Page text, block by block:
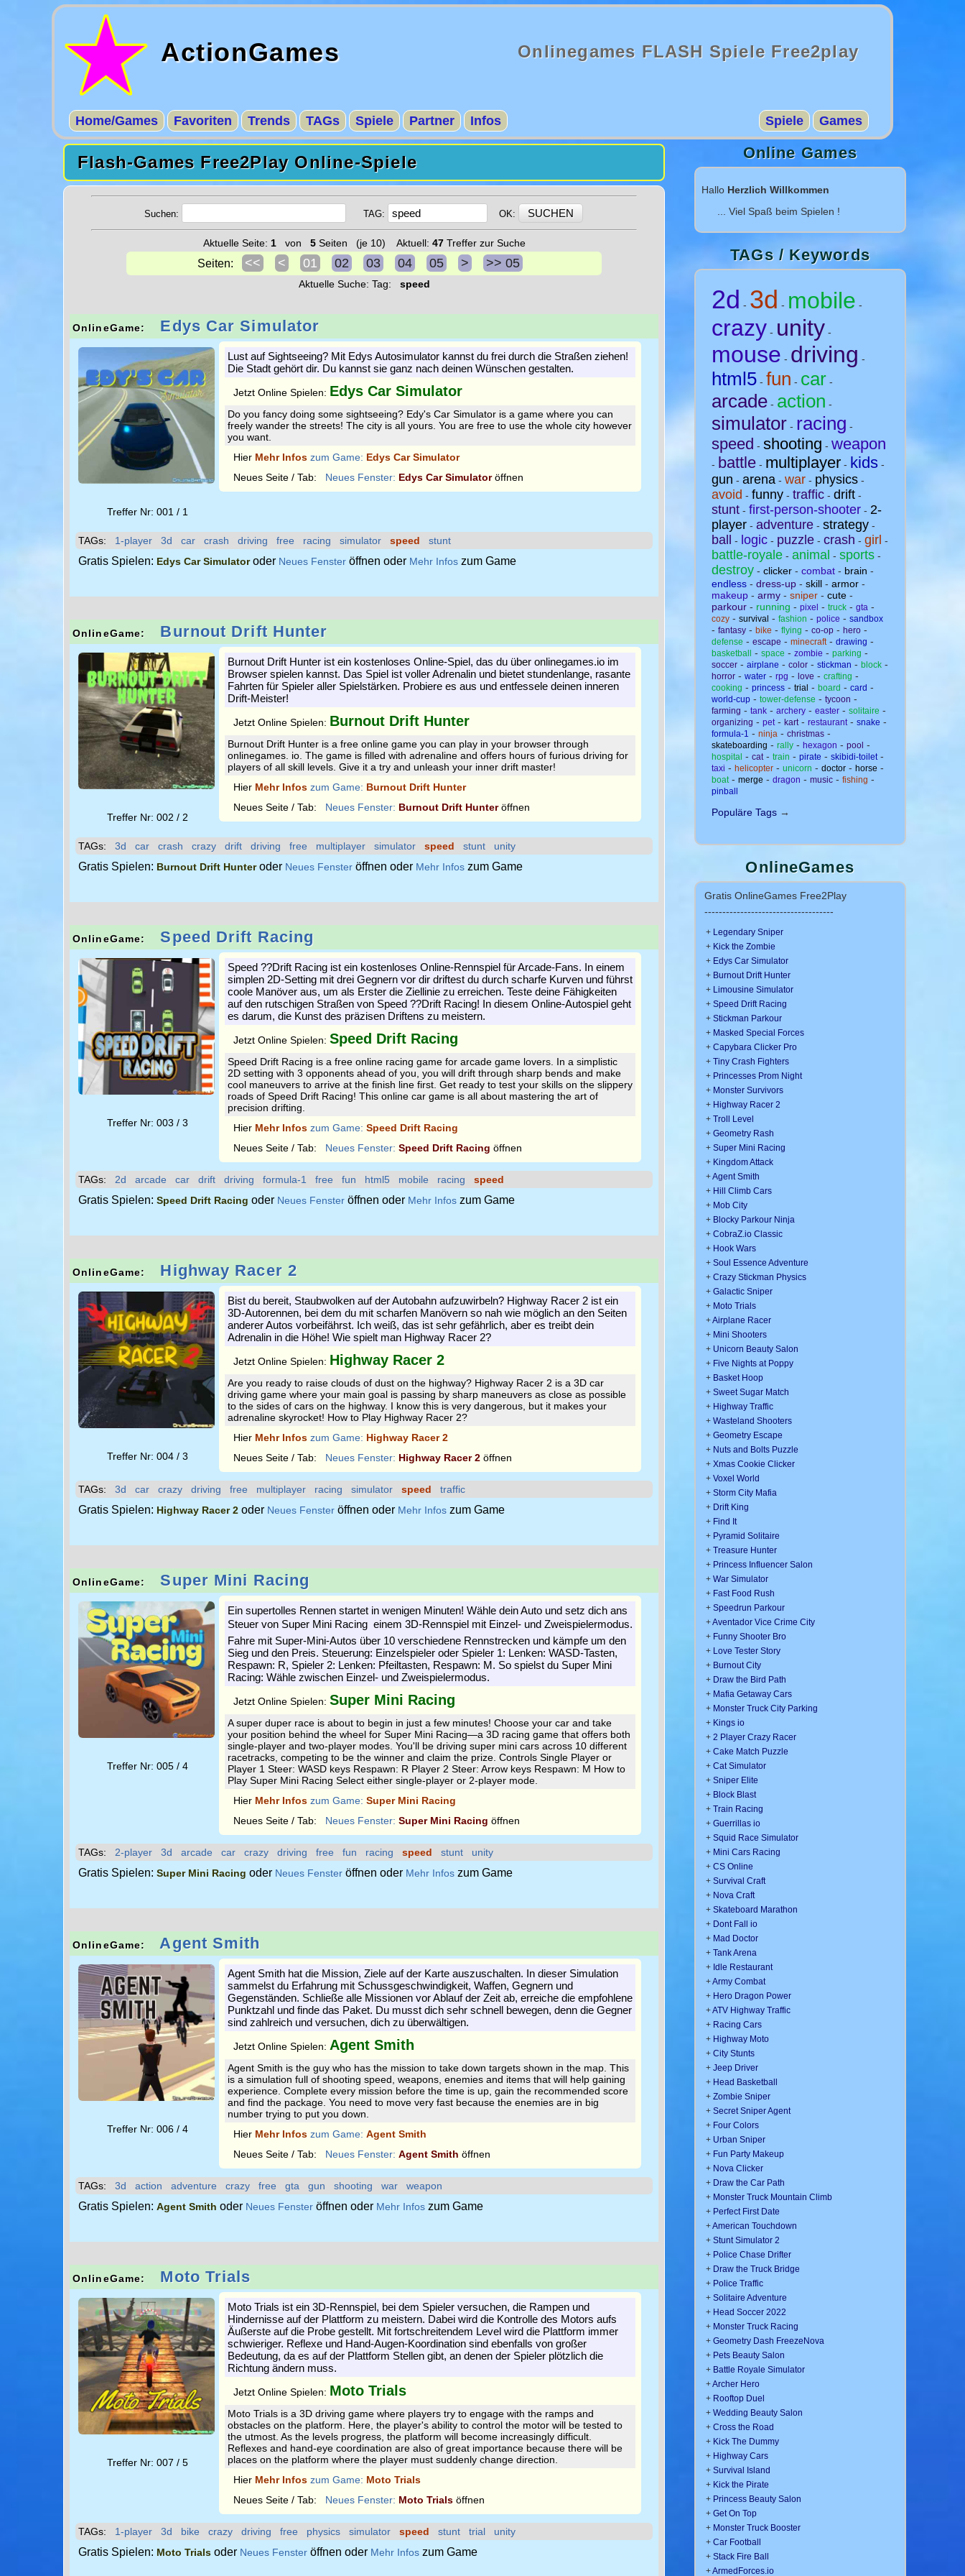
ActionGames Onlinegames FLASH Spiele Free2play
Home/Games Favoriten Trends TAGs Spiele Partner Infos Games
Spiele
Flash-Games Free2Play Online-Spiele
Suchen: TAG: OK:
Aktuelle Seite: 1von 5Seiten (je 10) Aktuell: 47Treffer zur Suche
Seiten: << < 01 02 03 04 05 > >> 05
Aktuelle Suche: Tag: speed
OnlineGame: Edys Car Simulator
Treffer Nr: 001 / 1
Lust auf Sightseeing? Mit Edys Autosimulator kannst du frei durch die Straßen ziehen!
Die Stadt gehört dir. Du kannst sie ganz nach deinen Wünschen gestalten.
Jetzt Online Spielen: Edys Car Simulator
Do you fancy doing some sightseeing? Edy's Car Simulator is a game where you can
freely wander the streets! The city is all yours. You are free to use the whole city however
you want.
Hier Mehr Infos zum Game: Edys Car Simulator
Neues Seite / Tab: Neues Fenster: Edys Car Simulatoröffnen
TAGs: 1-player 3d car crash driving free racing simulator speed stunt
Gratis Spielen: Edys Car Simulatoroder Neues Fenster öffnen oder Mehr Infos zum Game
OnlineGame: Burnout Drift Hunter
Treffer Nr: 002 / 2
Burnout Drift Hunter ist ein kostenloses Online-Spiel, das du über onlinegames.io im
Browser spielen kannst. Das Spiel ist voller Adrenalin und bietet stundenlange, rasante
Fahrten für Spieler aller Spielstärken. Probiere es aus und entfessele deinen inneren
Drift-Meister!
Jetzt Online Spielen: Burnout Drift Hunter
Burnout Drift Hunter is a free online game you can play in your browser through
onlinegames. io. The game is filled with adrenaline and offers hours of furious driving for
players of all skill levels. Give it a try and unleash your inner drift master!
Hier Mehr Infos zum Game: Burnout Drift Hunter
Neues Seite / Tab: Neues Fenster: Burnout Drift Hunteröffnen
TAGs: 3d car crash crazy drift driving free multiplayer simulator speed stunt unity
Gratis Spielen: Burnout Drift Hunteroder Neues Fenster öffnen oder Mehr Infos zum Game
OnlineGame: Speed Drift Racing
Treffer Nr: 003 / 3
Speed ??Drift Racing ist ein kostenloses Online-Rennspiel für Arcade-Fans. In einem
simplen 2D-Setting mit drei Gegnern vor dir driftest du durch scharfe Kurven und führst
coole Manöver aus, um als Erster die Ziellinie zu erreichen. Teste deine Fähigkeiten
auf den rutschigen Straßen von Speed ??Drift Racing! In diesem Online-Autospiel geht
es darum, die Kunst des präzisen Driftens zu meistern.
Jetzt Online Spielen: Speed Drift Racing
Speed Drift Racing is a free online racing game for arcade game lovers. In a simplistic
2D setting with 3 opponents ahead of you, you will drift through sharp bends and make
cool maneuvers to arrive at the finish line first. Get ready to test your skills on the slippery
roads of Speed Drift Racing! This online car game is all about mastering the art of
precision drifting.
Hier Mehr Infos zum Game: Speed Drift Racing
Neues Seite / Tab: Neues Fenster: Speed Drift Racing öffnen
TAGs: 2d arcade car drift driving formula-1 free fun html5 mobile racing speed
Gratis Spielen: Speed Drift Racing oder Neues Fenster öffnen oder Mehr Infos zum Game
OnlineGame: Highway Racer 2
Treffer Nr: 004 / 3
Bist du bereit, Staubwolken auf der Autobahn aufzuwirbeln? Highway Racer 2 ist ein
3D-Autorennen, bei dem du mit scharfen Manövern so nah wie möglich an den Seiten
anderer Autos vorbeifährst. Ich weiß, das ist sehr gefährlich, aber es treibt dein
Adrenalin in die Höhe! Wie spielt man Highway Racer 2?
Jetzt Online Spielen: Highway Racer 2
Are you ready to raise clouds of dust on the highway? Highway Racer 2 is a 3D car
driving game where your main goal is passing by sharp maneuvers as close as possible
to the sides of cars on the highway. I know this is very dangerous, but it makes your
adrenaline skyrocket! How to Play Highway Racer 2?
Hier Mehr Infos zum Game: Highway Racer 2
Neues Seite / Tab: Neues Fenster: Highway Racer 2 öffnen
TAGs: 3d car crazy driving free multiplayer racing simulator speed traffic
Gratis Spielen: Highway Racer 2 oder Neues Fenster öffnen oder Mehr Infos zum Game
OnlineGame: Super Mini Racing
Treffer Nr: 005 / 4
Ein supertolles Rennen startet in wenigen Minuten! Wähle dein Auto und setz dich ans
Steuer von Super Mini Racing  einem 3D-Rennspiel mit Einzel- und Zweispielermodus.
Fahre mit Super-Mini-Autos über 10 verschiedene Rennstrecken und kämpfe um den
Sieg und den Preis. Steuerung: Einzelspieler oder Spieler 1: Lenken: WASD-Tasten,
Respawn: R, Spieler 2: Lenken: Pfeiltasten, Respawn: M. So spielst du Super Mini
Racing: Wähle zwischen Einzel- und Zweispielermodus.
Jetzt Online Spielen: Super Mini Racing
A super duper race is about to begin in just a few minutes! Choose your car and take
your position behind the wheel for Super Mini Racing—a 3D racing game that offers both
single-player and two-player modes. You'll be driving super mini cars across 10 different
racetracks, competing to be the winner and claim the prize. Controls Single Player or
Player 1 Steer: WASD keys Respawn: R Player 2 Steer: Arrow keys Respawn: M How to
Play Super Mini Racing Select either single-player or 2-player mode.
Hier Mehr Infos zum Game: Super Mini Racing
Neues Seite / Tab: Neues Fenster: Super Mini Racing öffnen
TAGs: 2-player 3d arcade car crazy driving free fun racing speed stunt unity
Gratis Spielen: Super Mini Racing oder Neues Fenster öffnen oder Mehr Infos zum Game
OnlineGame: Agent Smith
Treffer Nr: 006 / 4
Agent Smith hat die Mission, Ziele auf der Karte auszuschalten. In dieser Simulation
sammelst du Erfahrung mit Schussgeschwindigkeit, Waffen, Gegnern und
Gegenständen. Schließe alle Missionen vor Ablauf der Zeit ab, erreiche die empfohlene
Punktzahl und finde das Paket. Du musst dich sehr schnell bewegen, denn die Gegner
sind zahlreich und versuchen, dich zu überwältigen.
Jetzt Online Spielen: Agent Smith
Agent Smith is the guy who has the mission to take down targets shown in the map. This
is a simulation full of shooting speed, weapons, enemies and items that will help gaining
experience. Complete every mission before the time is up, gain the recommended score
and find the package. You need to move very fast because the enemies are in big
number trying to put you down.
Hier Mehr Infos zum Game: Agent Smith
Neues Seite / Tab: Neues Fenster: Agent Smith öffnen
TAGs: 3d action adventure crazy free gta gun shooting war weapon
Gratis Spielen: Agent Smith oder Neues Fenster öffnen oder Mehr Infos zum Game
OnlineGame: Moto Trials
Treffer Nr: 007 / 5
Moto Trials ist ein 3D-Rennspiel, bei dem Spieler versuchen, die Rampen und
Hindernisse auf der Plattform zu meistern. Dabei wird die Kontrolle des Motors aufs
Äußerste auf die Probe gestellt. Mit fortschreitendem Level wird die Plattform immer
schwieriger. Reflexe und Hand-Augen-Koordination sind ebenfalls von großer
Bedeutung, da es auf der Plattform Stellen gibt, an denen der Spieler plötzlich die
Richtung ändern muss.
Jetzt Online Spielen: Moto Trials
Moto Trials is a 3D driving game where players try to engage with the ramps and
obstacles on the platform. Here, the player's ability to control the motor will be tested to
the utmost. As the levels progress, the platform will become increasingly difficult.
Reflexes and hand-eye coordination are also of great importance because there will be
places on the platform where the player must suddenly change direction.
Hier Mehr Infos zum Game: Moto Trials
Neues Seite / Tab: Neues Fenster: Moto Trials öffnen
TAGs: 1-player 3d bike crazy driving free physics simulator speed stunt trial unity
Gratis Spielen: Moto Trials oder Neues Fenster öffnen oder Mehr Infos zum Game
Online Games
Hallo Herzlich Willkommen
... Viel Spaß beim Spielen !
TAGs / Keywords
2d - 3d - mobile -
crazy - unity -
mouse - driving -
html5 - fun - car -
arcade - action -
simulator - racing -
speed - shooting - weapon
- battle - multiplayer - kids -
gun - arena - war - physics -
avoid - funny - traffic - drift -
stunt - first-person-shooter - 2-
player - adventure - strategy -
ball - logic - puzzle - crash - girl -
battle-royale - animal - sports -
destroy - clicker - combat - brain -
endless - dress-up - skill - armor -
makeup - army - sniper - cute -
parkour - running - pixel - truck - gta -
cozy - survival - fashion - police - sandbox
- fantasy - bike - flying - co-op - hero -
defense - escape - minecraft- drawing -
basketball - space - zombie - parking -
soccer - airplane - color - stickman - block -
horror - water - rpg - love - crafting -
cooking - princess - trial - board - card -
world-cup - tower-defense - tycoon -
farming - tank - archery - easter - solitaire -
organizing - pet - kart - restaurant - snake -
formula-1 - ninja - christmas -
skateboarding - rally - hexagon - pool -
hospital - cat - train - pirate - skibidi-toilet -
taxi - helicopter - unicorn - doctor - horse -
boat - merge - dragon - music - fishing -
pinball
Populäre Tags →
OnlineGames
Gratis OnlineGames Free2Play
------------------------------------
+ Legendary Sniper
+ Kick the Zombie
+ Edys Car Simulator
+ Burnout Drift Hunter
+ Limousine Simulator
+ Speed Drift Racing
+ Stickman Parkour
+ Masked Special Forces
+ Capybara Clicker Pro
+ Tiny Crash Fighters
+ Princesses Prom Night
+ Monster Survivors
+ Highway Racer 2
+ Troll Level
+ Geometry Rash
+ Super Mini Racing
+ Kingdom Attack
+Agent Smith
+ Hill Climb Cars
+ Mob City
+ Blocky Parkour Ninja
+ CobraZ.io Classic
+ Hook Wars
+ Soul Essence Adventure
+ Crazy Stickman Physics
+ Galactic Sniper
+ Moto Trials
+Airplane Racer
+ Mini Shooters
+ Unicorn Beauty Salon
+ Five Nights at Poppy
+ Basket Hoop
+ Sweet Sugar Match
+ Highway Traffic
+ Wasteland Shooters
+ Geometry Escape
+ Nuts and Bolts Puzzle
+ Xmas Cookie Clicker
+ Voxel World
+ Storm City Mafia
+ Drift King
+ Find It
+ Pyramid Solitaire
+ Treasure Hunter
+ Princess Influencer Salon
+ War Simulator
+ Fast Food Rush
+ Speedrun Parkour
+Aventador Vice Crime City
+ Funny Shooter Bro
+ Love Tester Story
+ Burnout City
+ Draw the Bird Path
+ Mafia Getaway Cars
+ Monster Truck City Parking
+ Kings io
+ 2 Player Crazy Racer
+ Cake Match Puzzle
+ Cat Simulator
+ Sniper Elite
+ Block Blast
+ Train Racing
+ Guerrillas io
+ Squid Race Simulator
+ Mini Cars Racing
+ CS Online
+ Survival Craft
+ Nova Craft
+ Skateboard Marathon
+ Dont Fall io
+ Mad Doctor
+ Tank Arena
+ Idle Restaurant
+Army Combat
+ Hero Dragon Power
+ATV Highway Traffic
+ Racing Cars
+ Highway Moto
+ City Stunts
+ Jeep Driver
+ Head Basketball
+ Zombie Sniper
+ Secret Sniper Agent
+ Four Colors
+ Urban Sniper
+ Fun Party Makeup
+ Nova Clicker
+ Draw the Car Path
+ Monster Truck Mountain Climb
+ Perfect First Date
+American Touchdown
+ Stunt Simulator 2
+ Police Chase Drifter
+ Draw the Truck Bridge
+ Police Traffic
+ Solitaire Adventure
+ Head Soccer 2022
+ Monster Truck Racing
+ Geometry Dash FreezeNova
+ Pets Beauty Salon
+ Battle Royale Simulator
+Archer Hero
+ Rooftop Duel
+ Wedding Beauty Salon
+ Cross the Road
+ Kick The Dummy
+ Highway Cars
+ Survival Island
+ Kick the Pirate
+ Princess Beauty Salon
+ Get On Top
+ Monster Truck Booster
+ Car Football
+ Stack Fire Ball
+ArmedForces.io